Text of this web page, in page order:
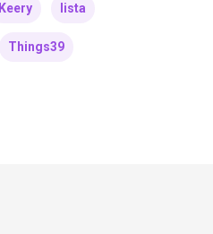
Keery lista
Things39